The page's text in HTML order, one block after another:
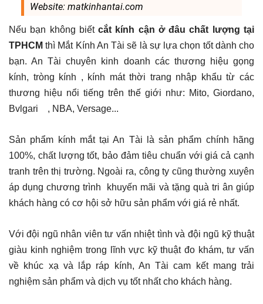
Website: matkinhantai.com
Nếu bạn không biếtcắt kính cận ở đâu chất lượng tại
TPHCMthì Mắt Kính An Tài sẽ là sự lựa chọn tốt dành cho
bạn. An Tài chuyên kinh doanh các thương hiệu gọng
kính, tròng kính , kính mát thời trang nhập khẩu từ các
thương hiệu nổi tiếng trên thế giới như: Mito, Giordano,
Bvlgari , NBA, Versage...
Sản phẩm kính mắt tại An Tài là sản phẩm chính hãng
100%, chất lượng tốt, bảo đảm tiêu chuẩn với giá cả cạnh
tranh trên thị trường. Ngoài ra, công ty cũng thường xuyên
áp dụng chương trình khuyến mãi và tặng quà tri ân giúp
khách hàng có cơ hội sở hữu sản phẩm với giá rẻ nhất.
Với đội ngũ nhân viên tư vấn nhiệt tình và đội ngũ kỹ thuật
giàu kinh nghiệm trong lĩnh vực kỹ thuật đo khám, tư vấn
về khúc xạ và lắp ráp kính, An Tài cam kết mang trải
nghiệm sản phẩm và dịch vụ tốt nhất cho khách hàng.